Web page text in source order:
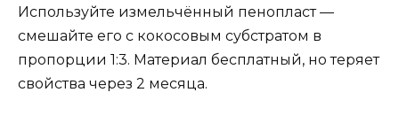
Используйте измельчённый пенопласт —
смешайте его с кокосовым субстратом в
пропорции 1:3. Материал бесплатный, но теряет
свойства через 2 месяца.